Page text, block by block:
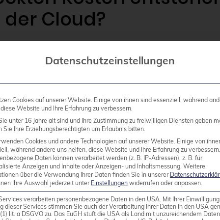
Cloud?
Data Transfer zwischen Availability
Support-Verträge und Kosten für
ausmachen und werden oft in der
Traffic zwischen verschiedenen Availability
lastigen Architekturen mit intensiver
erheblich. Load Balancer kosten zusätzlich pro
Snapshots, Backup-Systeme und
Grafana oder Cloud-native Lösungen
Datenschutzeinstellungen
Cookies auf unserer Website. Einige von ihnen sind essenziell, während
Website und Ihre Erfahrung zu verbessern.
unter 16 Jahre alt sind und Ihre Zustimmung zu freiwilligen Diensten geben
Sie Ihre Erziehungsberechtigten um Erlaubnis bitten.
Cookies und andere Technologien auf unserer Website. Einige von
während andere uns helfen, diese Website und Ihre Erfahrung zu verbessern.
Daten können verarbeitet werden (z. B. IP-Adressen), z. B. für
Anzeigen und Inhalte oder Anzeigen- und Inhaltsmessung. Weitere
über die Verwendung Ihrer Daten finden Sie in unserer
Ihre Auswahl jederzeit unter Einstellungen widerrufen oder anpassen.
verarbeiten personenbezogene Daten in den USA. Mit Ihrer
dieser Services stimmen Sie auch der Verarbeitung Ihrer Daten in den USA
lit. a DSGVO zu. Das EuGH stuft die USA als Land mit unzureichendem